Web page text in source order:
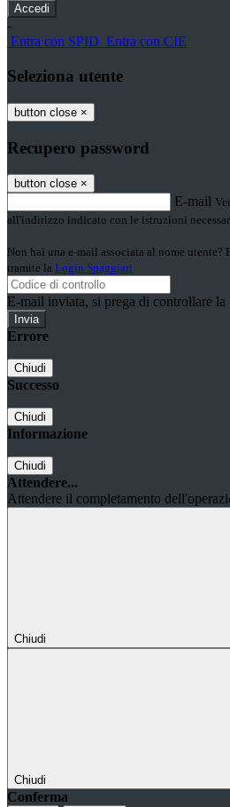
-
Entra con SPID Entra con CIE
Seleziona utente
button close ×
Recupero password
button close ×
E-mail
all'indirizzo indicato con le istruzioni
Non hai una e-mail associata al nome utente?
tramite la Login Spaggiari
E-mail inviata, si prega di controllare la
Errore
Chiudi
Successo
Chiudi
Informazione
Chiudi
Attendere...
Attendere il completamento
Chiudi
Chiudi
Conferma